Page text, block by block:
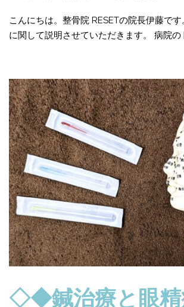
こんにちは。整骨院 RESETの院長伊藤で
に関して説明させていただきます。 病院の
◇◆鍼治療と眼精